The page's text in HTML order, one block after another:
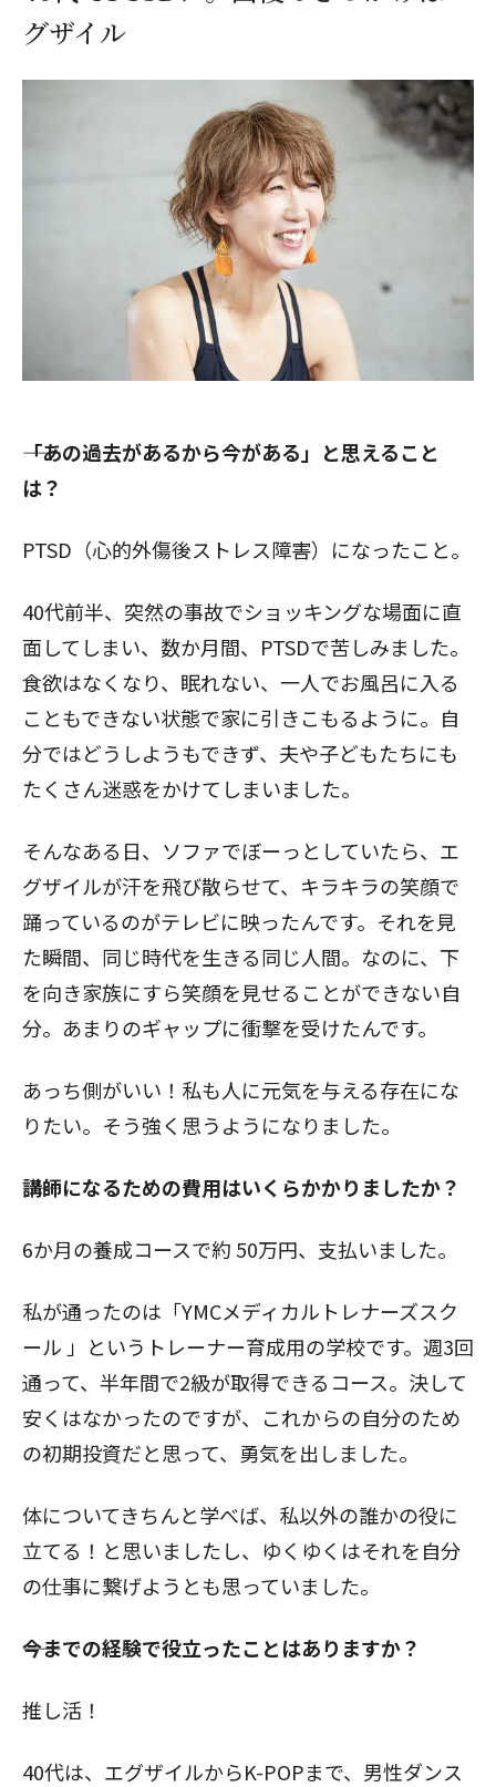
グザイル
――「あの過去があるから今がある」と思えること
は？
PTSD（心的外傷後ストレス障害）になったこと。
40代前半、突然の事故でショッキングな場面に直
面してしまい、数か月間、PTSDで苦しみました。
食欲はなくなり、眠れない、一人でお風呂に入る
こともできない状態で家に引きこもるように。自
分ではどうしようもできず、夫や子どもたちにも
たくさん迷惑をかけてしまいました。
そんなある日、ソファでぼーっとしていたら、エ
グザイルが汗を飛び散らせて、キラキラの笑顔で
踊っているのがテレビに映ったんです。それを見
た瞬間、同じ時代を生きる同じ人間。なのに、下
を向き家族にすら笑顔を見せることができない自
分。あまりのギャップに衝撃を受けたんです。
あっち側がいい！私も人に元気を与える存在にな
りたい。そう強く思うようになりました。
――講師になるための費用はいくらかかりましたか？
6か月の養成コースで約 50万円、支払いました。
私が通ったのは「YMCメディカルトレナーズスク
ール 」というトレーナー育成用の学校です。週3回
通って、半年間で2級が取得できるコース。決して
安くはなかったのですが、これからの自分のため
の初期投資だと思って、勇気を出しました。
体についてきちんと学べば、私以外の誰かの役に
立てる！と思いましたし、ゆくゆくはそれを自分
の仕事に繋げようとも思っていました。
――今までの経験で役立ったことはありますか？
推し活！
40代は、エグザイルからK-POPまで、男性ダンス